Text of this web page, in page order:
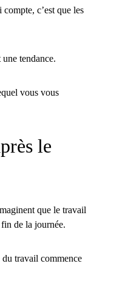
c’est que les
tendance.
vous vous
le
que le travail
de la journée.
travail commence